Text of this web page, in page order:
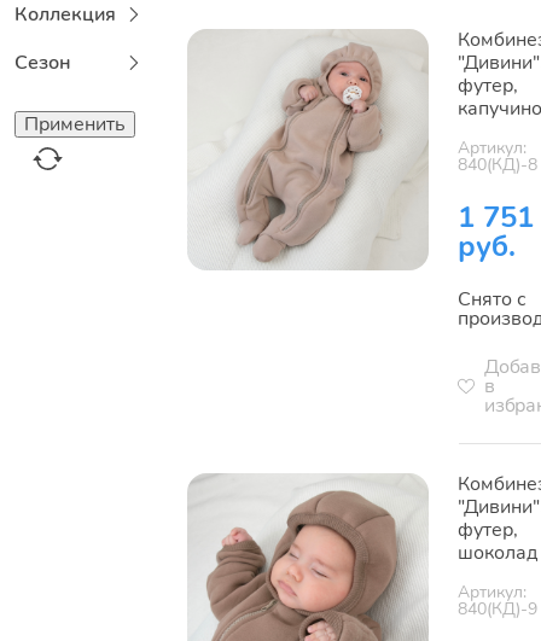
Коллекция
Сезон
футер,
капучино
Артикул:
840(КД)-8
1 751
руб.
Снято с
в
футер,
шоколад
Артикул:
840(КД)-9